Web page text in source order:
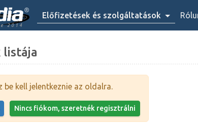
2014
Előfizetések és szolgáltatások
listája
kell jelentkeznie az oldalra.
Nincs fiókom, szeretnék regisztrálni